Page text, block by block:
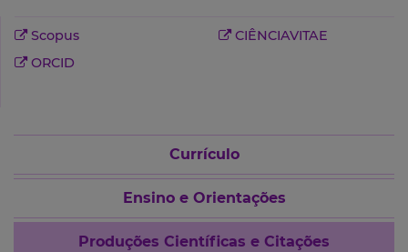
Scopus
CIÊNCIAVITAE
ORCID
Currículo
Ensino e Orientações
Produções Científicas e Citações